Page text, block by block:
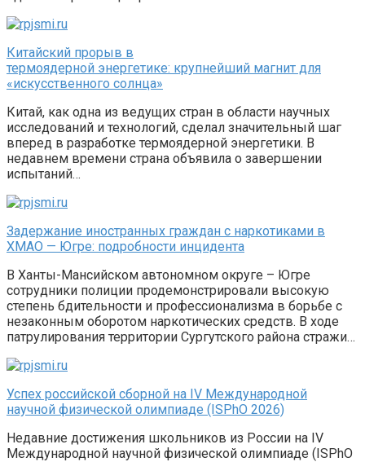
Китайский прорыв в
термоядерной энергетике: крупнейший магнит для
«искусственного солнца»
Китай, как одна из ведущих стран в области научных
исследований и технологий, сделал значительный шаг
вперед в разработке термоядерной энергетики. В
недавнем времени страна объявила о завершении
испытаний…
Задержание иностранных граждан с наркотиками в
ХМАО — Югре: подробности инцидента
В Ханты-Мансийском автономном округе – Югре
сотрудники полиции продемонстрировали высокую
степень бдительности и профессионализма в борьбе с
незаконным оборотом наркотических средств. В ходе
патрулирования территории Сургутского района стражи…
Успех российской сборной на IV Международной
научной физической олимпиаде (ISPhO 2026)
Недавние достижения школьников из России на IV
Международной научной физической олимпиаде (ISPhO